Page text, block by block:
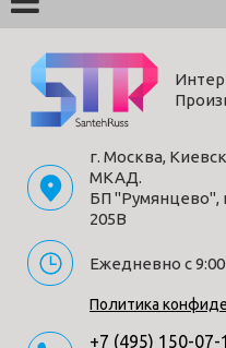
г. Москва,
МКАД.
БП "Румянцево",
205В
Ежедневно с
Политика
+7 (495) 150-07-